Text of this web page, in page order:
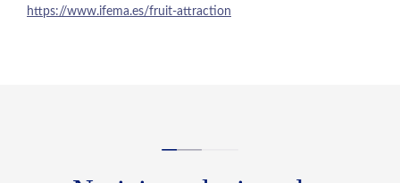
https://www.ifema.es/fruit-attraction